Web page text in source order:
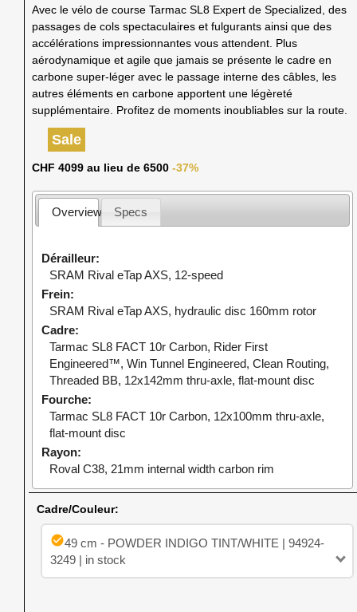
Avec le vélo de course Tarmac SL8 Expert de Specialized, des
passages de cols spectaculaires et fulgurants ainsi que des
accélérations impressionnantes vous attendent. Plus
aérodynamique et agile que jamais se présente le cadre en
carbone super-léger avec le passage interne des câbles, les
autres éléments en carbone apportent une légèreté
supplémentaire. Profitez de moments inoubliables sur la route.
Sale
CHF 4099 au lieu de 6500 -37%
Overview Specs
Dérailleur
SRAM Rival eTap AXS, 12-speed
Frein
SRAM Rival eTap AXS, hydraulic disc 160mm rotor
Cadre
Tarmac SL8 FACT 10r Carbon, Rider First
Engineered™, Win Tunnel Engineered, Clean Routing,
Threaded BB, 12x142mm thru-axle, flat-mount disc
Fourche
Tarmac SL8 FACT 10r Carbon, 12x100mm thru-axle,
flat-mount disc
Rayon
Roval C38, 21mm internal width carbon rim
Cadre/Couleur:
check_circle49 cm - POWDER INDIGO TINT/WHITE | 94924-
3249 | in stock